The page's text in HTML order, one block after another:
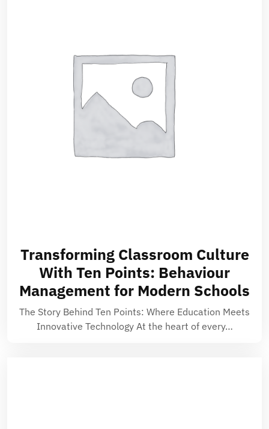
Transforming Classroom Culture
With Ten Points: Behaviour
Management for Modern Schools
The Story Behind Ten Points: Where Education Meets
Innovative Technology At the heart of every…